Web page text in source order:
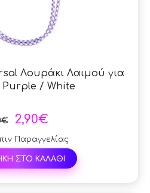
Λουράκι Λαιμού για
Purple / White
2,90€
Παραγγελίας
ΣΤΟ ΚΑΛΑΘΙ